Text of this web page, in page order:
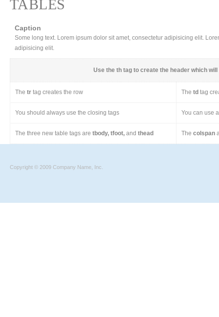
TABLES
Caption
Some long text. Lorem ipsum dolor sit amet, consectetur adipisicing elit.
adipisicing elit.
Use the th tag to create the header which
The tr tag creates the row The td tag
You should always use the closing tags You can use
The three new table tags are tbody, tfoot, and thead The colspan
Copyright © 2009 Company Name, Inc.